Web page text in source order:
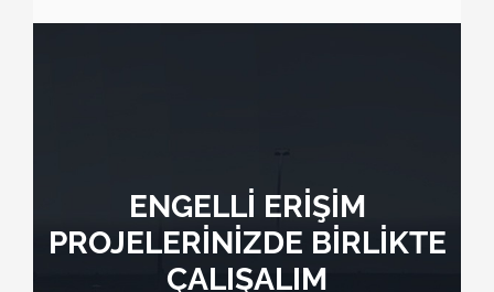
ENGELLİ ERİŞİM
PROJELERİNİZDE BİRLİKTE
ÇALIŞALIM